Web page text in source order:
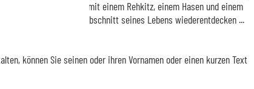
geschmückt mit einem Rehkitz, einem Hasen und einem
Inneren einen ganzen Abschnitt seines Lebens wiederentdecken ...
können Sie seinen oder ihren Vornamen oder einen kurzen Text